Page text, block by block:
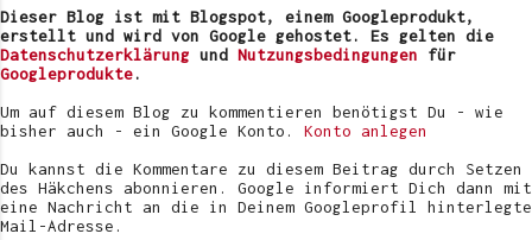
v
e
r
ö
f
e
t
l
i
c
Dieser Blog ist mit Blogspot, einem Googleprodukt,
erstellt und wird von Google gehostet. Es gelten die
Datenschutzerklärung und Nutzungsbedingungen für
Googleprodukte.
Um auf diesem Blog zu kommentieren benötigst Du - wie
bisher auch - ein Google Konto. Konto anlegen
Du kannst die Kommentare zu diesem Beitrag durch Setzen
des Häkchens abonnieren. Google informiert Dich dann mit
eine Nachricht an die in Deinem Googleprofil hinterlegte
Mail-Adresse.